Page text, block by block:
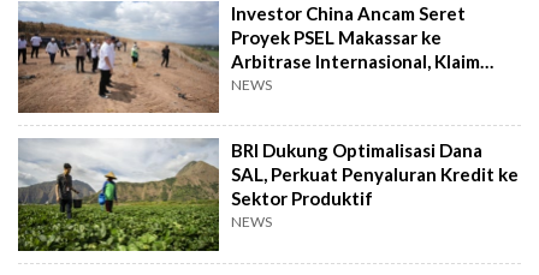
Investor China Ancam Seret
Proyek PSEL Makassar ke
Arbitrase Internasional, Klaim
Rugi Rp2,4 T
NEWS
BRI Dukung Optimalisasi Dana
SAL, Perkuat Penyaluran Kredit ke
Sektor Produktif
NEWS